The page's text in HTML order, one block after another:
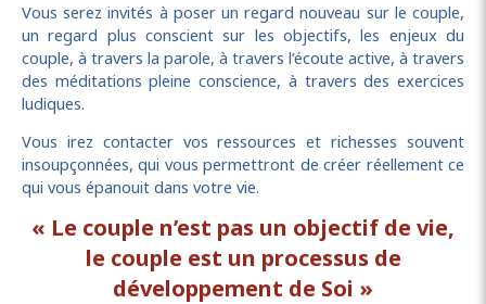
Vous serez invités à poser un regard nouveau sur le couple,
un regard plus conscient sur les objectifs, les enjeux du
couple, à travers la parole, à travers l’écoute active, à travers
des méditations pleine conscience, à travers des exercices
ludiques.
Vous irez contacter vos ressources et richesses souvent
insoupçonnées, qui vous permettront de créer réellement ce
qui vous épanouit dans votre vie.
« Le couple n’est pas un objectif de vie,
le couple est un processus de
développement de Soi »